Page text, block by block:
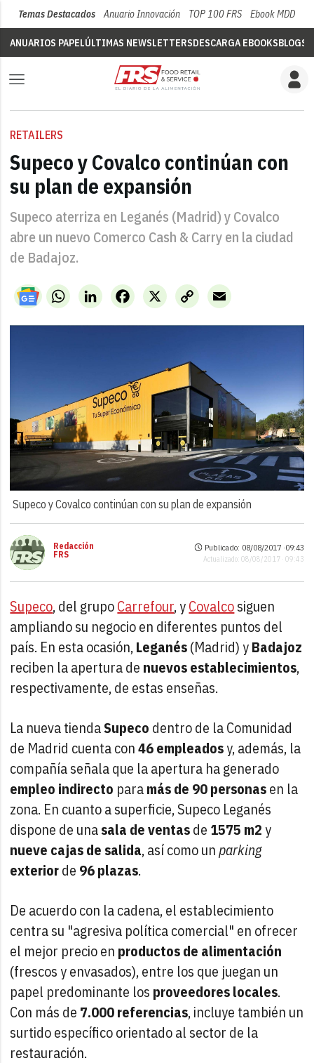
Temas Destacados Anuario Innovación TOP 100 FRS Ebook MDD
ANUARIOS PAPELÚLTIMAS NEWSLETTERSDESCARGA EBOOKSBLOGS
RETAILERS
Supeco y Covalco continúan con
su plan de expansión
Supeco aterriza en Leganés (Madrid) y Covalco
abre un nuevo Comerco Cash & Carry en la ciudad
de Badajoz.
WhatsAppLinkedIn X
Facebook
Copy
Link
Email
Supeco y Covalco continúan con su plan de expansión
Redacción
FRS
Publicado: 08/08/2017 ·09:43
Actualizado: 08/08/2017 · 09:43
Supeco, del grupoCarrefour, yCovalcosiguen
ampliando su negocio en diferentes puntos del
país. En esta ocasión,Leganés(Madrid) yBadajoz
reciben la apertura de nuevos establecimientos,
respectivamente, de estas enseñas.
La nueva tiendaSupeco dentro de la Comunidad
de Madrid cuenta con46 empleadosy, además, la
compañía señala que la apertura ha generado
empleo indirecto paramás de 90 personasen la
zona. En cuanto a superficie, Supeco Leganés
dispone de unasala de ventasde 1575 m2y
nueve cajas de salida, así como unparking
exteriorde 96 plazas.
De acuerdo con la cadena, el establecimiento
centra su "agresiva política comercial" en ofrecer
el mejor precio en productos de alimentación
(frescos y envasados), entre los que juegan un
papel predominante los proveedores locales.
Con más de 7.000 referencias, incluye también un
surtido específico orientado al sector de la
restauración.